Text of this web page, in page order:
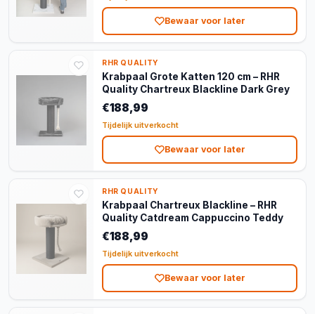
Bewaar voor later
RHR QUALITY
Krabpaal Grote Katten 120 cm – RHR
Quality Chartreux Blackline Dark Grey
€188,99
Tijdelijk uitverkocht
Bewaar voor later
RHR QUALITY
Krabpaal Chartreux Blackline – RHR
Quality Catdream Cappuccino Teddy
€188,99
Tijdelijk uitverkocht
Bewaar voor later